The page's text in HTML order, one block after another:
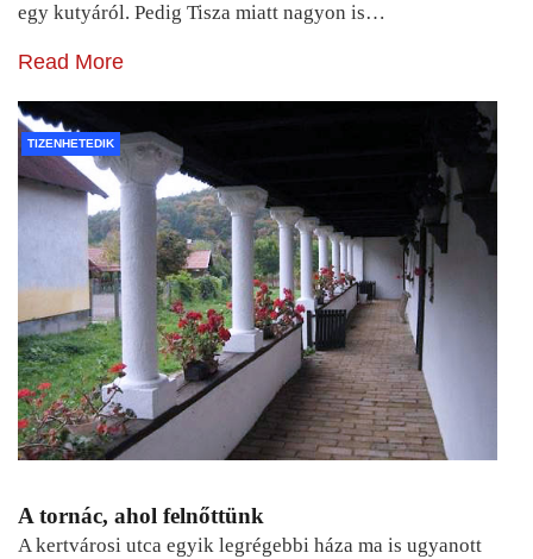
egy kutyáról. Pedig Tisza miatt nagyon is…
Read More
TIZENHETEDIK
A tornác, ahol felnőttünk
A kertvárosi utca egyik legrégebbi háza ma is ugyanott